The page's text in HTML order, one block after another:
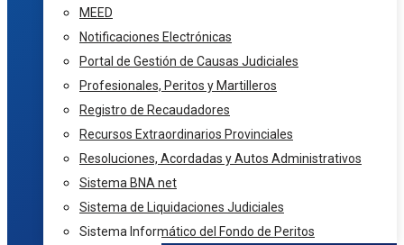
MEED
Notificaciones Electrónicas
Portal de Gestión de Causas Judiciales
Profesionales, Peritos y Martilleros
Registro de Recaudadores
Recursos Extraordinarios Provinciales
Resoluciones, Acordadas y Autos Administrativos
Sistema BNA net
Sistema de Liquidaciones Judiciales
Sistema Informático del Fondo de Peritos